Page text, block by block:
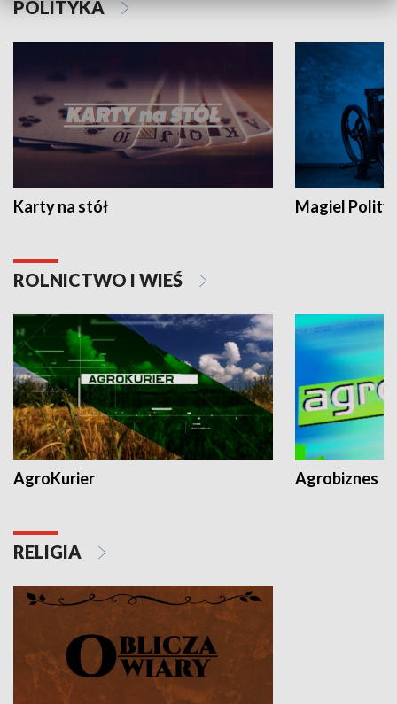
POLITYKA
Karty na stół Magiel
ROLNICTWO I WIEŚ
AgroKurier Agrobiznes
RELIGIA